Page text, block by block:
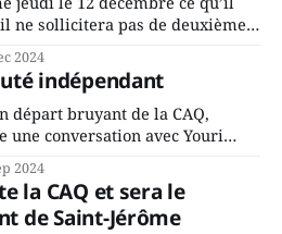
ne sollicitera pas de deuxième
aux employés de la ville,
leur traditionnel souper
2024
indépendant
départ bruyant de la CAQ,
une conversation avec Youri
il candidat indépendant dans 2
parti, par exemple les
Que lui
2024
la CAQ et sera le
de Saint-Jérôme